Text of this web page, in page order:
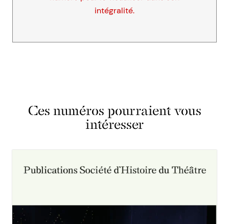
intégralité.
Ces numéros pourraient vous
intéresser